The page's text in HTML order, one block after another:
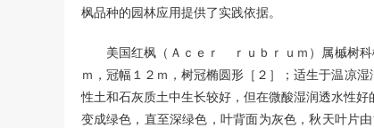
枫品种的园林应用提供了实践依据。
美国红枫（Ａｃｅｒ ｒｕｂｒｕｍ）属槭树
ｍ，冠幅１２ｍ，树冠椭圆形［２］；适生于温凉
性土和石灰质土中生长较好，但在微酸湿润透水性
变成绿色，直至深绿色，叶背面为灰色，秋天叶片